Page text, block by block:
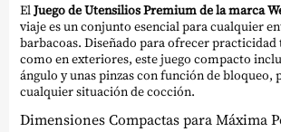
ElJuego de Utensilios Premium de la marca
viaje es un conjunto esencial para cualquier
barbacoas. Diseñado para ofrecer practicidad
como en exteriores, este juego compacto
ángulo y unas pinzas con función de bloqueo,
cualquier situación de cocción.
Dimensiones Compactas para Máxima